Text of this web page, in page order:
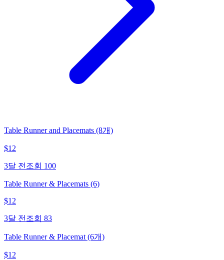
Table Runner and Placemats (8개)
$12
3달 전 조회 100
Table Runner & Placemats (6)
$12
3달 전 조회 83
Table Runner & Placemat (6개)
$12